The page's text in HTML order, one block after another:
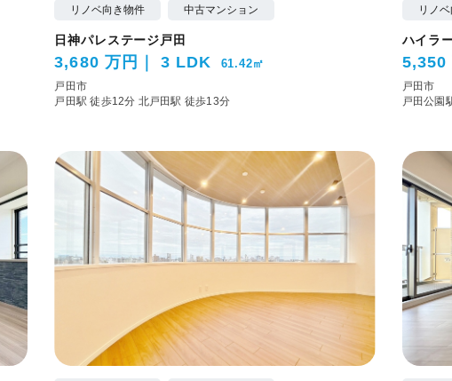
リノベ向き物件 中古マンション
日神パレステージ戸田
3,680 万円 3 LDK 61.42㎡
戸田市
戸田駅 徒歩12分 北戸田駅 徒歩13分
リノ
ハイラ
5,350
戸田市
戸田公園